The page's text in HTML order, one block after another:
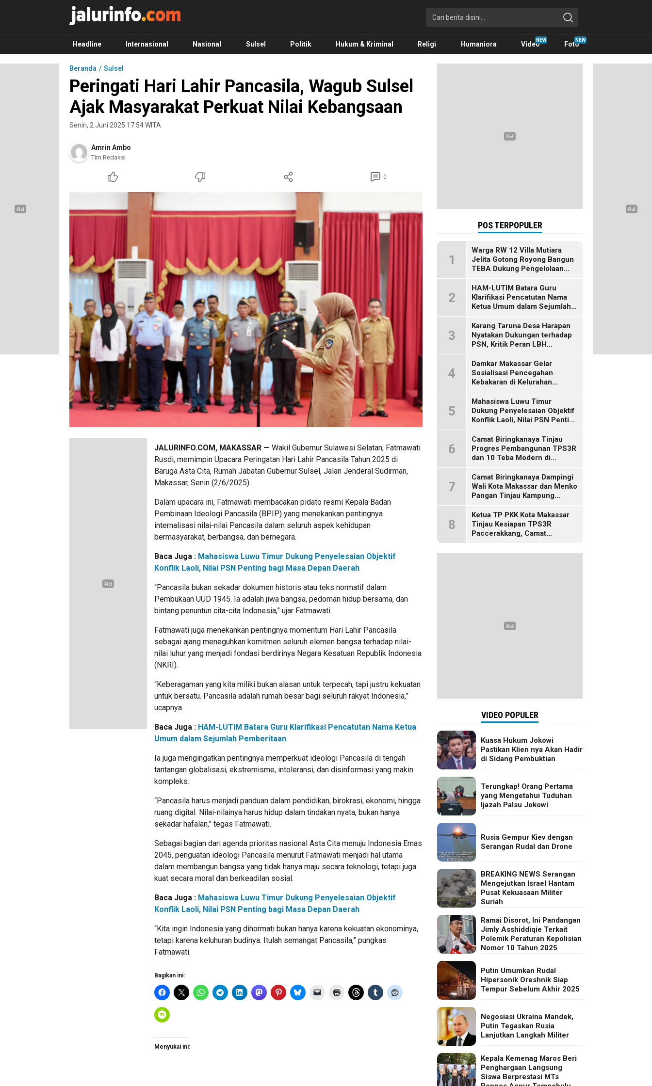
Info Terbaru, Berita Terkini Hari Ini, Jalurinfo.com
Terkini, Akurat dan Terpercaya
Headline Internasional Nasional Sulsel Politik Hukum & Kriminal Religi Humaniora Video Foto
Beranda Sulsel
Peringati Hari Lahir Pancasila, Wagub Sulsel
Ajak Masyarakat Perkuat Nilai Kebangsaan
Senin, 2 Juni 2025 17:54 WITA
Amrin Ambo
Tim Redaksi
0
JALURINFO.COM, MAKASSAR — Wakil Gubernur Sulawesi Selatan, Fatmawati
Rusdi, memimpin Upacara Peringatan Hari Lahir Pancasila Tahun 2025 di
Baruga Asta Cita, Rumah Jabatan Gubernur Sulsel, Jalan Jenderal Sudirman,
Makassar, Senin (2/6/2025).
Dalam upacara ini, Fatmawati membacakan pidato resmi Kepala Badan
Pembinaan Ideologi Pancasila (BPIP) yang menekankan pentingnya
internalisasi nilai-nilai Pancasila dalam seluruh aspek kehidupan
bermasyarakat, berbangsa, dan bernegara.
Baca Juga : Mahasiswa Luwu Timur Dukung Penyelesaian Objektif
Konflik Laoli, Nilai PSN Penting bagi Masa Depan Daerah
“Pancasila bukan sekadar dokumen historis atau teks normatif dalam
Pembukaan UUD 1945. Ia adalah jiwa bangsa, pedoman hidup bersama, dan
bintang penuntun cita-cita Indonesia,” ujar Fatmawati.
Fatmawati juga menekankan pentingnya momentum Hari Lahir Pancasila
sebagai ajang meneguhkan komitmen seluruh elemen bangsa terhadap nilai-
nilai luhur yang menjadi fondasi berdirinya Negara Kesatuan Republik Indonesia
(NKRI).
“Keberagaman yang kita miliki bukan alasan untuk terpecah, tapi justru kekuatan
untuk bersatu. Pancasila adalah rumah besar bagi seluruh rakyat Indonesia,”
ucapnya.
Baca Juga : HAM-LUTIM Batara Guru Klarifikasi Pencatutan Nama Ketua
Umum dalam Sejumlah Pemberitaan
Ia juga mengingatkan pentingnya memperkuat ideologi Pancasila di tengah
tantangan globalisasi, ekstremisme, intoleransi, dan disinformasi yang makin
kompleks.
“Pancasila harus menjadi panduan dalam pendidikan, birokrasi, ekonomi, hingga
ruang digital. Nilai-nilainya harus hidup dalam tindakan nyata, bukan hanya
sekadar hafalan,” tegas Fatmawati.
Sebagai bagian dari agenda prioritas nasional Asta Cita menuju Indonesia Emas
2045, penguatan ideologi Pancasila menurut Fatmawati menjadi hal utama
dalam membangun bangsa yang tidak hanya maju secara teknologi, tetapi juga
kuat secara moral dan berkeadilan sosial.
Baca Juga : Mahasiswa Luwu Timur Dukung Penyelesaian Objektif
Konflik Laoli, Nilai PSN Penting bagi Masa Depan Daerah
“Kita ingin Indonesia yang dihormati bukan hanya karena kekuatan ekonominya,
tetapi karena keluhuran budinya. Itulah semangat Pancasila,” pungkas
Fatmawati.
Bagikan ini:
Menyukai ini:
POS TERPOPULER
1
Warga RW 12 Villa Mutiara
Jelita Gotong Royong Bangun
TEBA Dukung Pengelolaan
2
HAM-LUTIM Batara Guru
Klarifikasi Pencatutan Nama
Ketua Umum dalam Sejumlah
3
Karang Taruna Desa Harapan
Nyatakan Dukungan terhadap
PSN, Kritik Peran LBH
4
Damkar Makassar Gelar
Sosialisasi Pencegahan
Kebakaran di Kelurahan
5
Mahasiswa Luwu Timur
Dukung Penyelesaian Objektif
Konflik Laoli, Nilai PSN Penting
6
Camat Biringkanaya Tinjau
Progres Pembangunan TPS3R
dan 10 Teba Modern di
7
Camat Biringkanaya Dampingi
Wali Kota Makassar dan Menko
Pangan Tinjau Kampung
8
Ketua TP PKK Kota Makassar
Tinjau Kesiapan TPS3R
Paccerakkang, Camat
VIDEO POPULER
Kuasa Hukum Jokowi
Pastikan Klien nya Akan Hadir
di Sidang Pembuktian
Terungkap! Orang Pertama
yang Mengetahui Tuduhan
Ijazah Palsu Jokowi
Rusia Gempur Kiev dengan
Serangan Rudal dan Drone
BREAKING NEWS Serangan
Mengejutkan Israel Hantam
Pusat Kekuasaan Militer
Suriah
Ramai Disorot, Ini Pandangan
Jimly Asshiddiqie Terkait
Polemik Peraturan Kepolisian
Nomor 10 Tahun 2025
Putin Umumkan Rudal
Hipersonik Oreshnik Siap
Tempur Sebelum Akhir 2025
Negosiasi Ukraina Mandek,
Putin Tegaskan Rusia
Lanjutkan Langkah Militer
Kepala Kemenag Maros Beri
Penghargaan Langsung
Siswa Berprestasi MTs